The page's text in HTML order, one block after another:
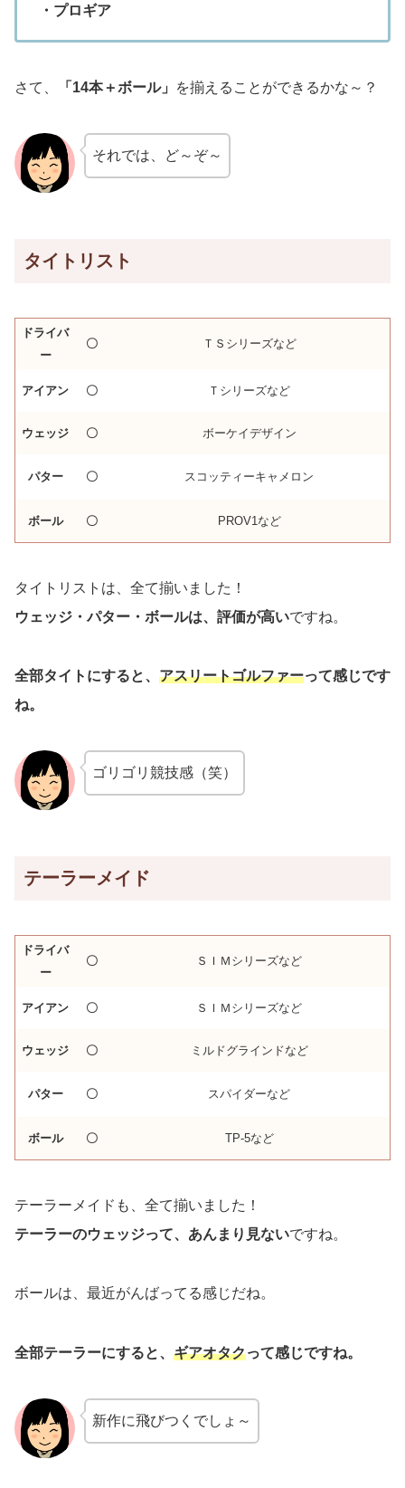
・プロギア
さて、 「14本＋ボール」 を揃えることができるかな～？
それでは、ど～ぞ～
タイトリスト
ドライバ
ー
〇 ＴＳシリーズなど
アイアン 〇 Ｔシリーズなど
ウェッジ 〇 ボーケイデザイン
パター 〇 スコッティーキャメロン
ボール 〇 PROV1など
タイトリストは、全て揃いました！
ウェッジ・パター・ボールは、評価が高いですね。
全部タイトにすると、 アスリートゴルファーって感じです
ね。
ゴリゴリ競技感（笑）
テーラーメイド
ドライバ
ー
〇 ＳＩＭシリーズなど
アイアン 〇 ＳＩＭシリーズなど
ウェッジ 〇 ミルドグラインドなど
パター 〇 スパイダーなど
ボール 〇 TP-5など
テーラーメイドも、全て揃いました！
テーラーのウェッジって、あんまり見ないですね。
ボールは、最近がんばってる感じだね。
全部テーラーにすると、 ギアオタクって感じですね。
新作に飛びつくでしょ～